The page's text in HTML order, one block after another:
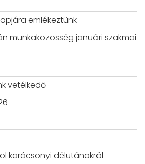
emlékeztünk
munkaközösség januári szakmai
vetélkedő
karácsonyi délutánokról